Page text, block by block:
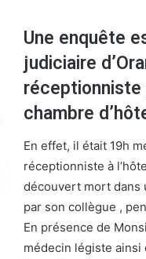
Une enquête
judiciaire
réceptionniste
chambre
En effet, il était 19h
réceptionniste à
découvert mort dans
par son collègue ,
En présence de
médecin légiste ainsi